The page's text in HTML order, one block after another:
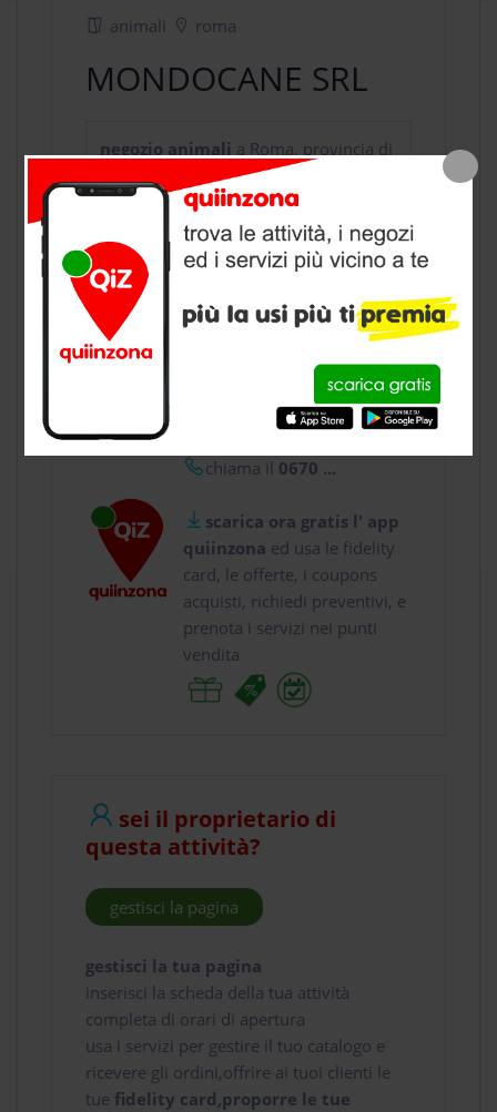
animali roma
MONDOCANE SRL
negozio animali a Roma, provincia di
CONTATTI
usa gratis quiinzona e :
chiama il 0670 ...
scarica ora gratis l' app
quiinzona ed usa le fidelity
card, le offerte, i coupons
acquisti, richiedi preventivi, e
prenota i servizi nei punti
vendita
sei il proprietario di
questa attività?
gestisci la pagina
gestisci la tua pagina
inserisci la scheda della tua attività
completa di orari di apertura
usa i servizi per gestire il tuo catalogo e
ricevere gli ordini,offrire ai tuoi clienti le
tue fidelity card,proporre le tue